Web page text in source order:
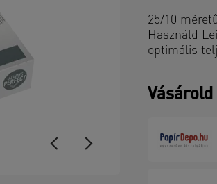
25/10
Használd
optimális